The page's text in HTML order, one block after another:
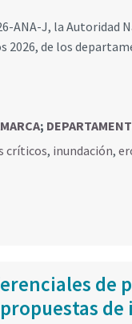
ANA-J, la Autoridad
de los
;
críticos, inundación,
de